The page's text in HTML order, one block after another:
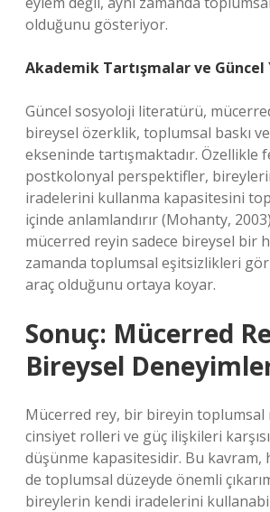
olduğunu gösteriyor.
Akademik Tartışmalar ve Güncel
Güncel sosyoloji literatürü,
bireysel özerklik, toplumsal baskı
ekseninde tartışmaktadır. Özellikle
postkolonyal perspektifler,
iradelerini kullanma kapasitesini
içinde anlamlandırır (Mohanty,
mücerred reyin sadece bireysel bir
zamanda toplumsal eşitsizlikleri
araç olduğunu ortaya koyar.
Sonuç: Mücerred
Bireysel
Mücerred rey, bir bireyin toplumsal
cinsiyet rolleri ve güç ilişkileri
düşünme kapasitesidir. Bu kavram,
de toplumsal düzeyde önemli
bireylerin kendi iradelerini